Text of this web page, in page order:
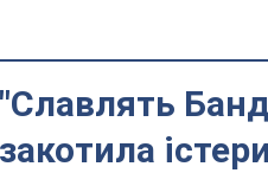
"Славлять
закотила